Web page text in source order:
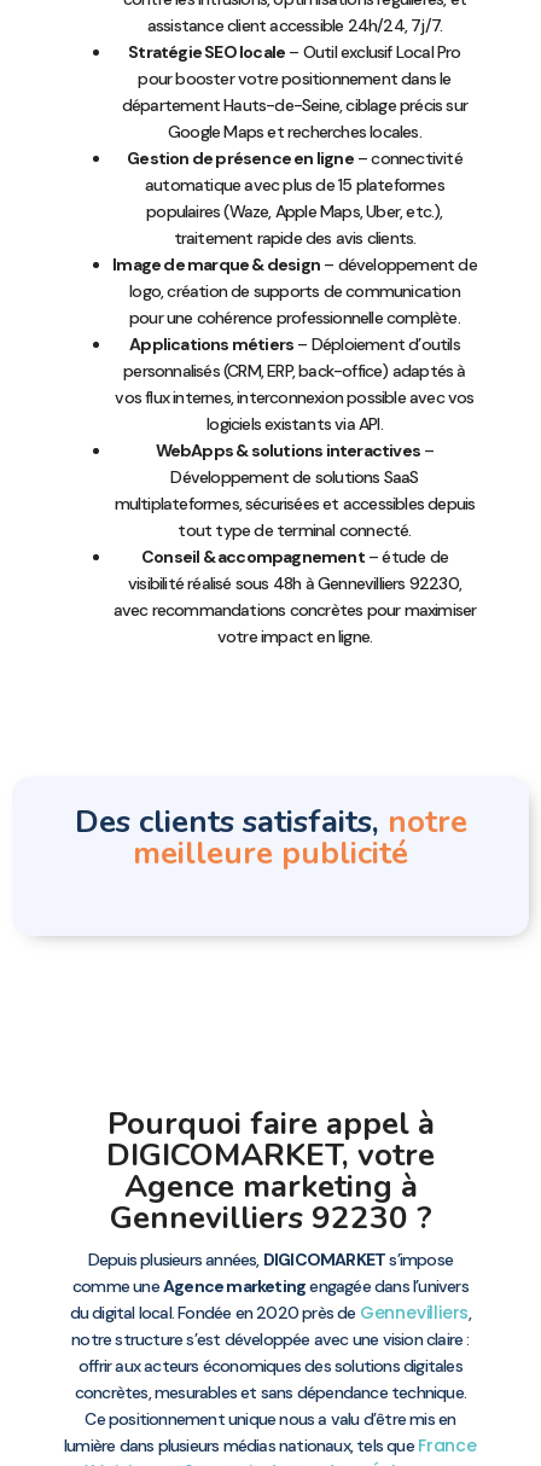
assistance client accessible 24h/24, 7j/7.
Stratégie SEO locale – Outil exclusif Local Pro
pour booster votre positionnement dans le
département Hauts-de-Seine, ciblage précis sur
Google Maps et recherches locales.
Gestion de présence en ligne– connectivité
automatique avec plus de 15 plateformes
populaires (Waze, Apple Maps, Uber, etc.),
traitement rapide des avis clients.
Image de marque & design – développement de
logo, création de supports de communication
pour une cohérence professionnelle complète.
Applications métiers – Déploiement d’outils
personnalisés (CRM, ERP, back-office) adaptés à
vos flux internes, interconnexion possible avec vos
logiciels existants via API.
WebApps & solutions interactives –
Développement de solutions SaaS
multiplateformes, sécurisées et accessibles depuis
tout type de terminal connecté.
Conseil & accompagnement– étude de
visibilité réalisé sous 48h à Gennevilliers 92230,
avec recommandations concrètes pour maximiser
votre impact en ligne.
Des clients satisfaits, notre
meilleure publicité
Pourquoi faire appel à
DIGICOMARKET, votre
Agence marketing à
Gennevilliers 92230 ?
Depuis plusieurs années, DIGICOMARKETs’impose
comme uneAgence marketingengagée dans l’univers
du digital local. Fondée en 2020 près de Gennevilliers,
notre structure s’est développée avec une vision claire :
offrir aux acteurs économiques des solutions digitales
concrètes, mesurables et sans dépendance technique.
Ce positionnement unique nous a valu d’être mis en
lumière dans plusieurs médias nationaux, tels que France